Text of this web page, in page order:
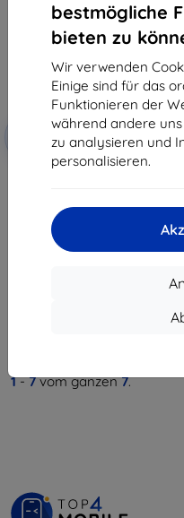
bestmögliche
bieten zu
Wir verwenden
Einige sind für das
Funktionieren der
während andere
zu analysieren und
personalisieren.
Rabatt
mit
Gutschein
EXTRA10
1-7vom ganzen7.